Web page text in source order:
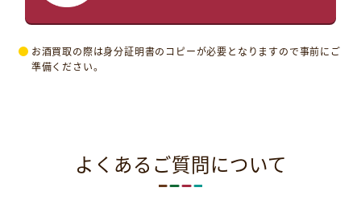
お酒買取の際は身分証明書のコピーが必要となりますので事前にご
準備ください。
よくあるご質問について